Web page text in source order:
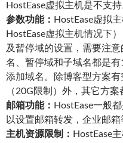
HostEase虚拟主机是不支持
参数功能： HostEase虚拟
HostEase虚拟主机情况下
及暂停域的设置，需要注
名、暂停域和子域名都是
添加域名。除博客型方案
（20G限制）外，其它方案
邮箱功能： HostEase一般
以设置邮箱转发，企业邮
主机资源限制： HostEase